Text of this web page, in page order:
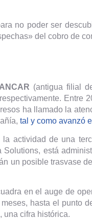
no poder ser
del cobro de
(antigua filial
Entre
ha llamado la
tal y como avanzó
actividad de una
está
un posible trasvase
en el auge de
hasta el punto
, una cifra histórica.